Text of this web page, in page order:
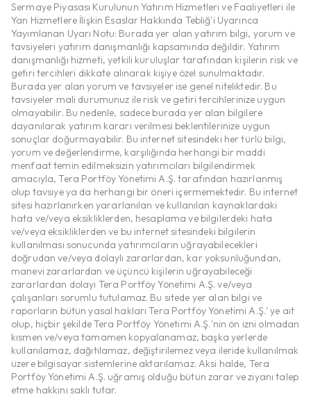
Sermaye Piyasası Kurulunun Yatırım Hizmetleri ve Faaliyetleri ile
Yan Hizmetlere İlişkin Esaslar Hakkında Tebliğ'i Uyarınca
Yayımlanan Uyarı Notu: Burada yer alan yatırım bilgi, yorum ve
tavsiyeleri yatırım danışmanlığı kapsamında değildir. Yatırım
danışmanlığı hizmeti, yetkili kuruluşlar tarafından kişilerin risk ve
getiri tercihleri dikkate alınarak kişiye özel sunulmaktadır.
Burada yer alan yorum ve tavsiyeler ise genel niteliktedir. Bu
tavsiyeler mali durumunuz ile risk ve getiri tercihlerinize uygun
olmayabilir. Bu nedenle, sadece burada yer alan bilgilere
dayanılarak yatırım kararı verilmesi beklentilerinize uygun
sonuçlar doğurmayabilir. Bu internet sitesindeki her türlü bilgi,
yorum ve değerlendirme, karşılığında herhangi bir maddi
menfaat temin edilmeksizin yatırımcıları bilgilendirmek
amacıyla, Tera Portföy Yönetimi A.Ş. tarafından hazırlanmış
olup tavsiye ya da herhangi bir öneri içermemektedir. Bu internet
sitesi hazırlanırken yararlanılan ve kullanılan kaynaklardaki
hata ve/veya eksikliklerden, hesaplama ve bilgilerdeki hata
ve/veya eksikliklerden ve bu internet sitesindeki bilgilerin
kullanılması sonucunda yatırımcıların uğrayabilecekleri
doğrudan ve/veya dolaylı zararlardan, kar yoksunluğundan,
manevi zararlardan ve üçüncü kişilerin uğrayabileceği
zararlardan dolayı Tera Portföy Yönetimi A.Ş. ve/veya
çalışanları sorumlu tutulamaz. Bu sitede yer alan bilgi ve
raporların bütün yasal hakları Tera Portföy Yönetimi A.Ş.' ye ait
olup, hiçbir şekilde Tera Portföy Yönetimi A.Ş.'nin ön izni olmadan
kısmen ve/veya tamamen kopyalanamaz, başka yerlerde
kullanılamaz, dağıtılamaz, değiştirilemez veya ileride kullanılmak
üzere bilgisayar sistemlerine aktarılamaz. Aksi halde, Tera
Portföy Yönetimi A.Ş. uğramış olduğu bütün zarar ve ziyanı talep
etme hakkını saklı tutar.